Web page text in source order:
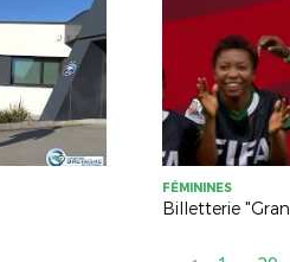
FÉMININES